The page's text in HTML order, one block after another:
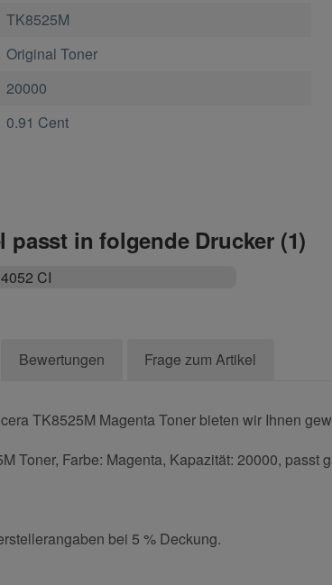
TK8525M
Original Toner
20000
0.91 Cent
passt in folgende Drucker (1)
CI
Bewertungen Frage zum Artikel
TK8525M Magenta Toner bieten wir Ihnen
Toner, Farbe: Magenta, Kapazität: 20000, passt
bei 5 % Deckung.